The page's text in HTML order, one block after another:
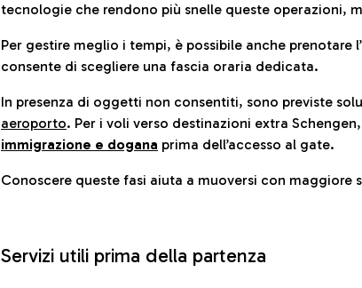
tecnologie che rendono più snelle queste operazioni,
Per gestire meglio i tempi, è possibile anche prenotare
consente di scegliere una fascia oraria dedicata.
In presenza di oggetti non consentiti, sono previste
aeroporto. Per i voli verso destinazioni extra
immigrazione e dogana prima dell’accesso al gate.
Conoscere queste fasi aiuta a muoversi con maggiore
Servizi utili prima della partenza